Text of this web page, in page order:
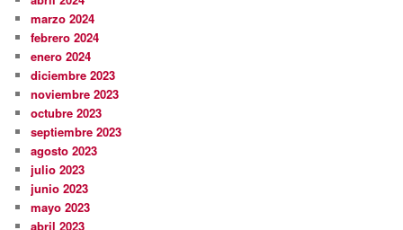
marzo 2024
febrero 2024
enero 2024
diciembre 2023
noviembre 2023
octubre 2023
septiembre 2023
agosto 2023
julio 2023
junio 2023
mayo 2023
abril 2023